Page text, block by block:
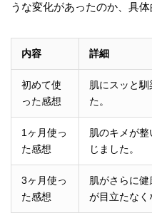
うな変化があったのか、具
内容 詳細
初めて使
った感想
肌にスッと
た。
1ヶ月使っ
た感想
肌のキメが
じました。
3ヶ月使っ
た感想
肌がさらに
が目立たなく